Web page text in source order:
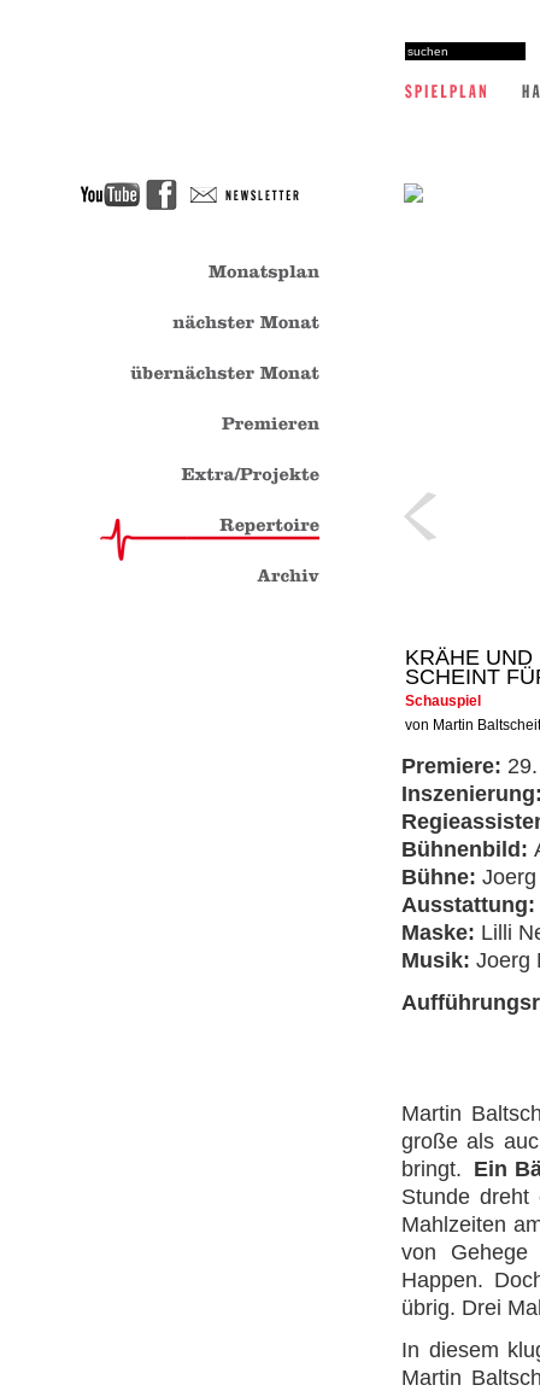
KRÄHE
SCHEINT
Schauspiel
von Martin Baltscheit
Premiere:
Bühnenbild:
Bühne:
Ausstattung:
Maske: Lilli
Musik: Joerg
Martin
große als
bringt. Ein
Stunde
Mahlzeiten
von
Happen.
übrig. Drei
In diesem
Martin